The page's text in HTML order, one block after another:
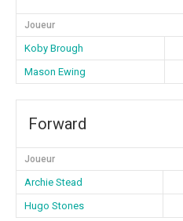
Joueur
Koby Brough
Mason Ewing
Forward
Joueur
Archie Stead
Hugo Stones